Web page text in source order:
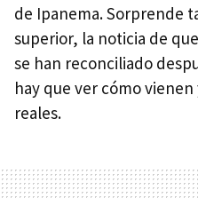
de Ipanema. Sorprende
superior, la noticia de que
se han reconciliado
hay que ver cómo
reales.